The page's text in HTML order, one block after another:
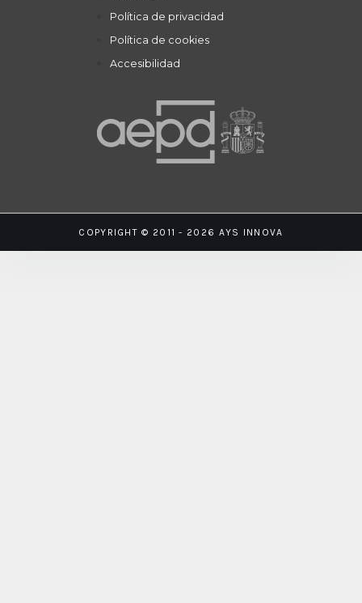
Política de privacidad
Política de cookies
Accesibilidad
COPYRIGHT © 2011 - 2026 AYS INNOVA